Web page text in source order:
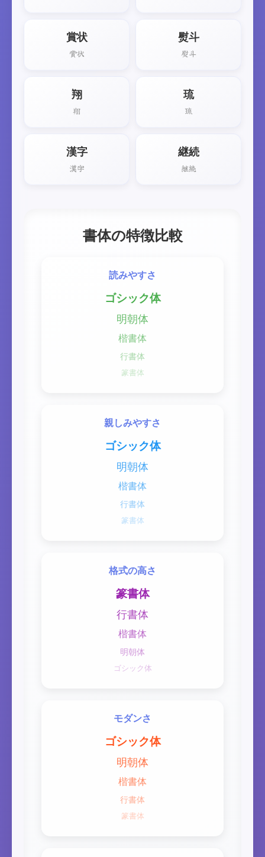
賞状
賞状
熨斗
熨斗
翔
翔
琉
琉
漢字
漢字
継続
継続
書体の特徴比較
読みやすさ
ゴシック体
明朝体
楷書体
行書体
篆書体
親しみやすさ
ゴシック体
明朝体
楷書体
行書体
篆書体
格式の高さ
篆書体
行書体
楷書体
明朝体
ゴシック体
モダンさ
ゴシック体
明朝体
楷書体
行書体
篆書体